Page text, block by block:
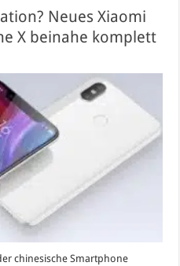
Neues Xiaomi
X beinahe komplett
chinesische Smartphone